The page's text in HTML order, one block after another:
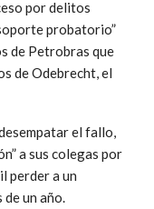
por delitos
probatorio”
de Petrobras que
de Odebrecht, el
el fallo,
a sus colegas por
perder a un
un año.